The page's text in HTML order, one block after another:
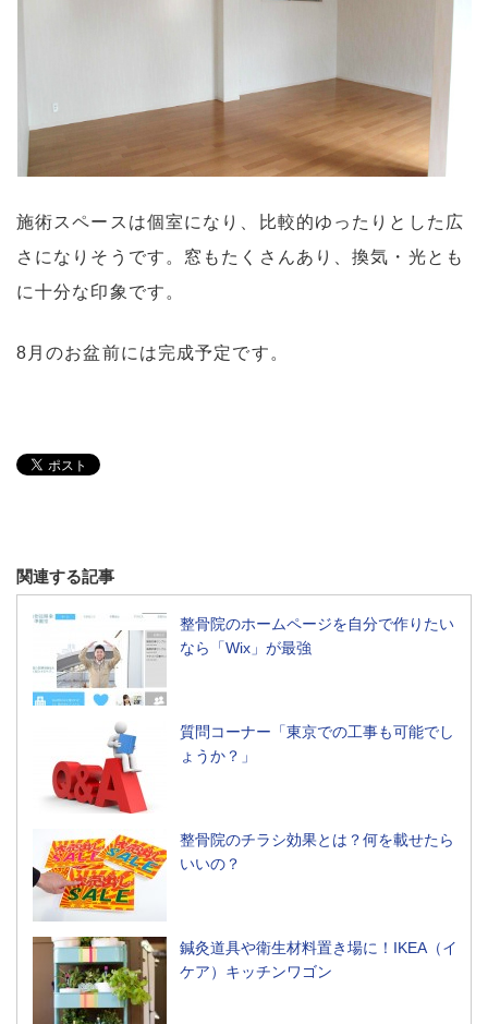
施術スペースは個室になり、比較的ゆったりとした広
さになりそうです。窓もたくさんあり、換気・光とも
に十分な印象です。
8月のお盆前には完成予定です。
関連する記事
整骨院のホームページを自分で作りたい
なら「Wix」が最強
質問コーナー「東京での工事も可能でし
ょうか？」
整骨院のチラシ効果とは？何を載せたら
いいの？
鍼灸道具や衛生材料置き場に！IKEA（イ
ケア）キッチンワゴン